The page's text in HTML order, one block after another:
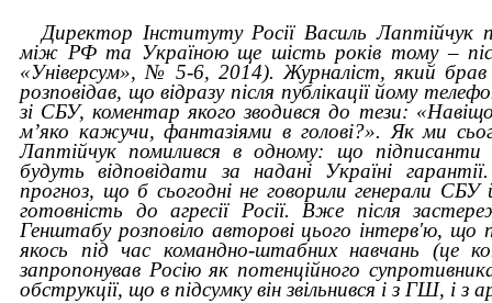
Директор Інституту Росії Василь Лаптійчук
між РФ та Україною ще шість років тому –
«Універсум», № 5-6, 2014). Журналіст, який брав
розповідав, що відразу після публікації йому
зі СБУ, коментар якого зводився до тези:
м’яко кажучи, фантазіями в голові?». Як ми
Лаптійчук помилився в одному: що підписанти
будуть відповідати за надані Україні
прогноз, що б сьогодні не говорили генерали
готовність до агресії Росії. Вже після
Генштабу розповіло авторові цього інтерв'ю,
якось під час командно-штабних навчань (це
запропонував Росію як потенційного
обструкції, що в підсумку він звільнився і з ГШ, і з